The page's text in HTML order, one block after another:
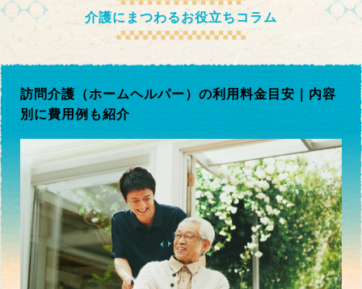
介護にまつわるお役立ちコラム
訪問介護（ホームヘルパー）の利用料金目安｜内容
別に費用例も紹介